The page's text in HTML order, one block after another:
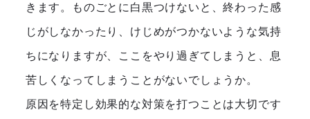
きます。ものごとに白黒つけないと、終わった感
じがしなかったり、けじめがつかないような気持
ちになりますが、ここをやり過ぎてしまうと、息
苦しくなってしまうことがないでしょうか。
原因を特定し効果的な対策を打つことは大切です